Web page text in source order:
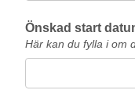
Önskad start
Här kan du fylla i om